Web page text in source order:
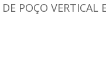
POÇO VERTICAL